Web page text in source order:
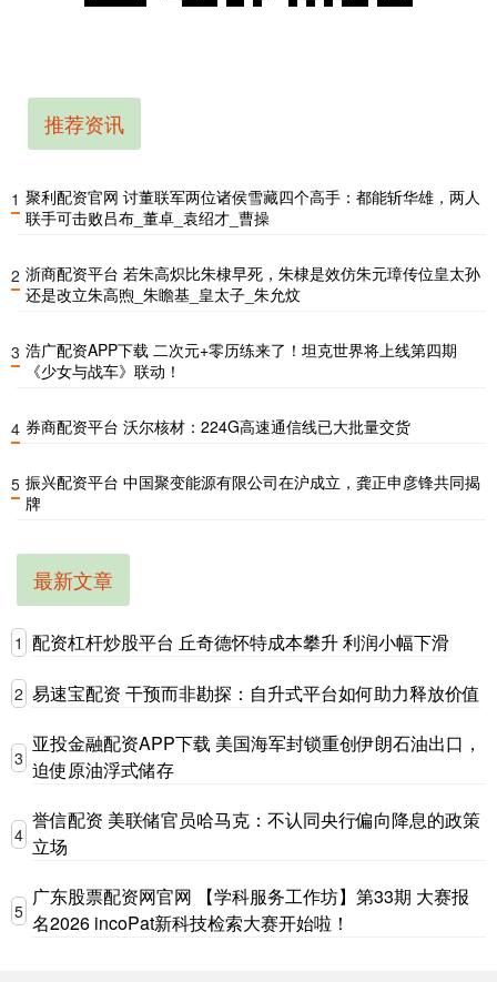
推荐资讯
1 聚利配资官网 讨董联军两位诸侯雪藏四个高手：都能斩华雄，两人
联手可击败吕布_董卓_袁绍才_曹操
2 浙商配资平台 若朱高炽比朱棣早死，朱棣是效仿朱元璋传位皇太孙
还是改立朱高煦_朱瞻基_皇太子_朱允炆
3 浩广配资APP下载 二次元+零历练来了！坦克世界将上线第四期
《少女与战车》联动！
4 券商配资平台 沃尔核材：224G高速通信线已大批量交货
5 振兴配资平台 中国聚变能源有限公司在沪成立，龚正申彦锋共同揭
牌
最新文章
1 配资杠杆炒股平台 丘奇德怀特成本攀升 利润小幅下滑
2 易速宝配资 干预而非勘探：自升式平台如何助力释放价值
3
亚投金融配资APP下载 美国海军封锁重创伊朗石油出口，
迫使原油浮式储存
4
誉信配资 美联储官员哈马克：不认同央行偏向降息的政策
立场
5
广东股票配资网官网 【学科服务工作坊】️第33期 大赛报
名2026 incoPat新科技检索大赛开始啦！